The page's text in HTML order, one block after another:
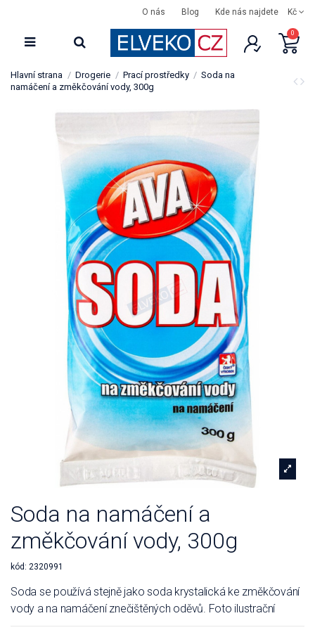
O nás Blog Kde nás najdete Kč
0
Hlavní strana Drogerie Prací prostředky
Soda na
namáčení a změkčování vody, 300g
Soda na namáčení a
změkčování vody, 300g
kód: 2320991
Soda se používá stejně jako soda krystalická ke změkčování
vody a na namáčení znečištěných oděvů. Foto ilustrační